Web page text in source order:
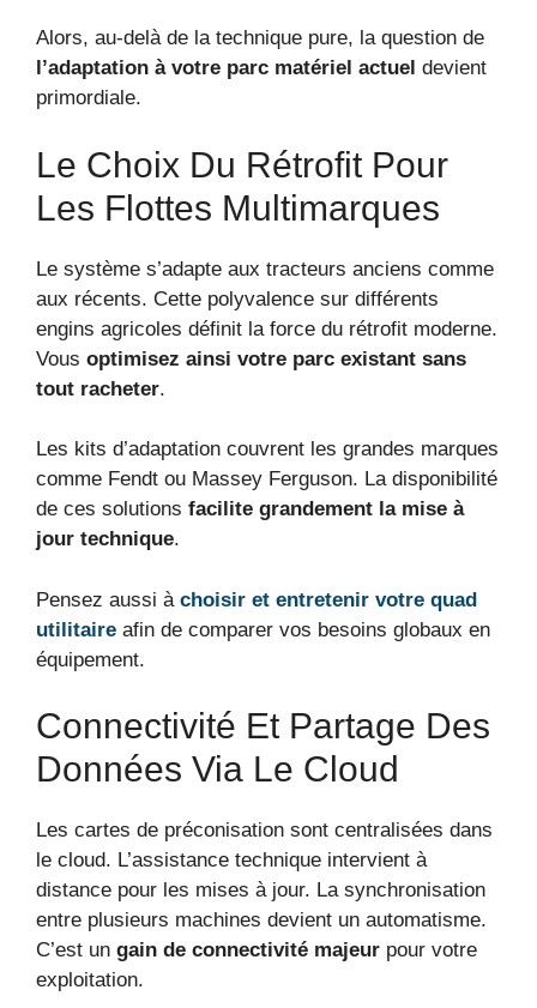
Alors, au-delà de la technique pure, la question de
l’adaptation à votre parc matériel actuel devient
primordiale.
Le Choix Du Rétrofit Pour
Les Flottes Multimarques
Le système s’adapte aux tracteurs anciens comme
aux récents. Cette polyvalence sur différents
engins agricoles définit la force du rétrofit moderne.
Vous optimisez ainsi votre parc existant sans
tout racheter.
Les kits d’adaptation couvrent les grandes marques
comme Fendt ou Massey Ferguson. La disponibilité
de ces solutions facilite grandement la mise à
jour technique.
Pensez aussi à choisir et entretenir votre quad
utilitaire afin de comparer vos besoins globaux en
équipement.
Connectivité Et Partage Des
Données Via Le Cloud
Les cartes de préconisation sont centralisées dans
le cloud. L’assistance technique intervient à
distance pour les mises à jour. La synchronisation
entre plusieurs machines devient un automatisme.
C’est un gain de connectivité majeur pour votre
exploitation.